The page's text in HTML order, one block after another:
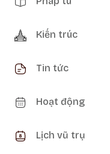
Kiến trúc
Tin tức
Hoạt động
Lịch vũ trụ